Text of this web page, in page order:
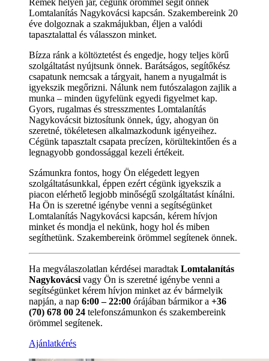
Lomtalanítás Nagykovácsi kapcsán. Szakembereink 20
éve dolgoznak a szakmájukban, éljen a valódi
tapasztalattal és válasszon minket.
Bízza ránk a költöztetést és engedje, hogy teljes körű
szolgáltatást nyújtsunk önnek. Barátságos, segítőkész
csapatunk nemcsak a tárgyait, hanem a nyugalmát is
igyekszik megőrizni. Nálunk nem futószalagon zajlik a
munka – minden ügyfelünk egyedi figyelmet kap.
Gyors, rugalmas és stresszmentes Lomtalanítás
Nagykovácsit biztosítunk önnek, úgy, ahogyan ön
szeretné, tökéletesen alkalmazkodunk igényeihez.
Cégünk tapasztalt csapata precízen, körültekintően és a
legnagyobb gondossággal kezeli értékeit.
Számunkra fontos, hogy Ön elégedett legyen
szolgáltatásunkkal, éppen ezért cégünk igyekszik a
piacon elérhető legjobb minőségű szolgáltatást kínálni.
Ha Ön is szeretné igénybe venni a segítségünket
Lomtalanítás Nagykovácsi kapcsán, kérem hívjon
minket és mondja el nekünk, hogy hol és miben
segíthetünk. Szakembereink örömmel segítenek önnek.
Ha megválaszolatlan kérdései maradtak Lomtalanítás
Nagykovácsi vagy Ön is szeretné igénybe venni a
segítségünket kérem hívjon minket az év bármelyik
napján, a nap 6:00 – 22:00 órájában bármikor a +36
(70) 678 00 24 telefonszámunkon és szakembereink
örömmel segítenek.
Ajánlatkérés